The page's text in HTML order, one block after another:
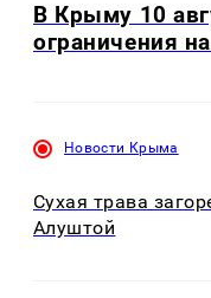
В Крыму 10
ограничения
Новости Крыма
Сухая трава
Алуштой